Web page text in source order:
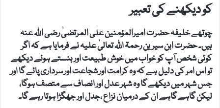
کو دیکھنے کی تعبیر
چوتھے خلیفہ حضرت امیرالمؤمنین علی المرتضیٰ رضی اللہ عنہ
ہیں۔ حضرت ابن سیرین رحمۃ اللہ تعالیٰ علیہ نے فرمایا ہے کہ اگر
کوئی شخص آپ کو خواب میں خوش طبیعت اور ہنستے ہوئے دیکھے
تو اس امر کی دلیل ہے کہ وہ کرامت اور شجاعت اور سرداری پائے گا اور
جس شہر میں دیکھے گا وہ شہر عدل اور انصاف سے متصف ہوگا،
لیکن گاہے گاہے ان کے درمیان نزاع ،جدل اور جھگڑا ہوتا رہے گا۔